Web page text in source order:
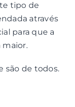
tipo de
através
para que a
maior.
são de todos.